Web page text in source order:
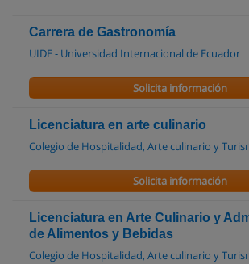
Carrera de Gastronomía
UIDE - Universidad Internacional de Ecuador
Solicita información
Licenciatura en arte culinario
Colegio de Hospitalidad, Arte culinario y
Solicita información
Licenciatura en Arte Culinario y
de Alimentos y Bebidas
Colegio de Hospitalidad, Arte culinario y